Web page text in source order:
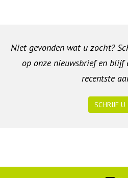
Niet gevonden wat u zocht?
op onze nieuwsbrief en blijf
recentste
SCHRIJF U